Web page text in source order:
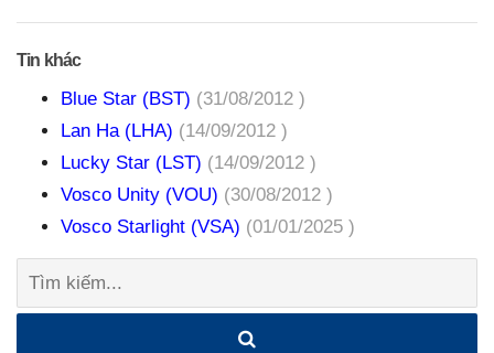
Tin khác
Blue Star (BST) (31/08/2012 )
Lan Ha (LHA) (14/09/2012 )
Lucky Star (LST) (14/09/2012 )
Vosco Unity (VOU) (30/08/2012 )
Vosco Starlight (VSA) (01/01/2025 )
Tìm